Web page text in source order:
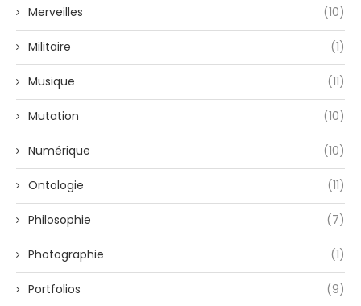
Merveilles (10)
Militaire (1)
Musique (11)
Mutation (10)
Numérique (10)
Ontologie (11)
Philosophie (7)
Photographie (1)
Portfolios (9)